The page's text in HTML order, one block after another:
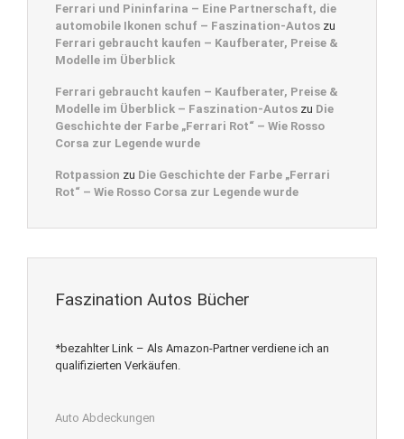
Ferrari und Pininfarina – Eine Partnerschaft, die
automobile Ikonen schuf – Faszination-Autos zu
Ferrari gebraucht kaufen – Kaufberater, Preise &
Modelle im Überblick
Ferrari gebraucht kaufen – Kaufberater, Preise &
Modelle im Überblick – Faszination-Autos zu Die
Geschichte der Farbe „Ferrari Rot“ – Wie Rosso
Corsa zur Legende wurde
Rotpassion zu Die Geschichte der Farbe „Ferrari
Rot“ – Wie Rosso Corsa zur Legende wurde
Faszination Autos Bücher
*bezahlter Link – Als Amazon-Partner verdiene ich an
qualifizierten Verkäufen.
Auto Abdeckungen